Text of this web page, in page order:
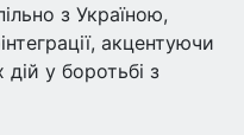
з Україною,
акцентуючи
дій у боротьбі з